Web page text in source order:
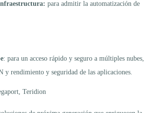
para admitir la automatización de
: para un acceso rápido y seguro a múltiples nubes,
y rendimiento y seguridad de las aplicaciones.
Teridion